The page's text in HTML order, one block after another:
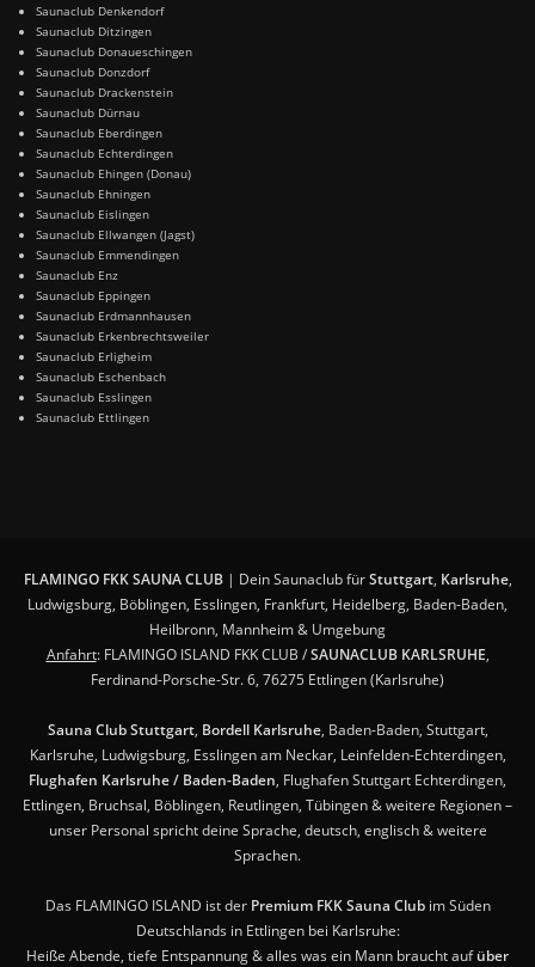
Saunaclub Denkendorf
Saunaclub Ditzingen
Saunaclub Donaueschingen
Saunaclub Donzdorf
Saunaclub Drackenstein
Saunaclub Dürnau
Saunaclub Eberdingen
Saunaclub Echterdingen
Saunaclub Ehingen (Donau)
Saunaclub Ehningen
Saunaclub Eislingen
Saunaclub Ellwangen (Jagst)
Saunaclub Emmendingen
Saunaclub Enz
Saunaclub Eppingen
Saunaclub Erdmannhausen
Saunaclub Erkenbrechtsweiler
Saunaclub Erligheim
Saunaclub Eschenbach
Saunaclub Esslingen
Saunaclub Ettlingen
FLAMINGO FKK SAUNA CLUB| Dein Saunaclub fürStuttgart, Karlsruhe,
Ludwigsburg, Böblingen, Esslingen, Frankfurt, Heidelberg, Baden-Baden,
Heilbronn, Mannheim & Umgebung
Anfahrt: FLAMINGO ISLAND FKK CLUB /SAUNACLUB KARLSRUHE,
Ferdinand-Porsche-Str. 6, 76275 Ettlingen (Karlsruhe)
Sauna Club Stuttgart, Bordell Karlsruhe, Baden-Baden, Stuttgart,
Karlsruhe, Ludwigsburg, Esslingen am Neckar, Leinfelden-Echterdingen,
Flughafen Karlsruhe / Baden-Baden, Flughafen Stuttgart Echterdingen,
Ettlingen, Bruchsal, Böblingen, Reutlingen, Tübingen & weitere Regionen –
unser Personal spricht deine Sprache, deutsch, englisch & weitere
Sprachen.
Das FLAMINGO ISLAND ist der Premium FKK Sauna Clubim Süden
Deutschlands in Ettlingen bei Karlsruhe:
Heiße Abende, tiefe Entspannung & alles was ein Mann braucht aufüber